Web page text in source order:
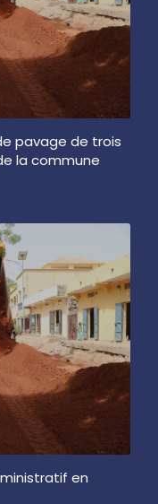
pavage de trois
la commune
en